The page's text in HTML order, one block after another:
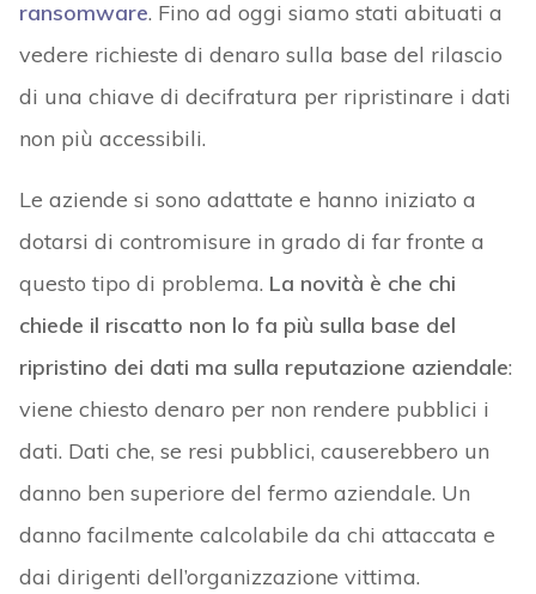
ransomware. Fino ad oggi siamo stati abituati a
vedere richieste di denaro sulla base del rilascio
di una chiave di decifratura per ripristinare i dati
non più accessibili.
Le aziende si sono adattate e hanno iniziato a
dotarsi di contromisure in grado di far fronte a
questo tipo di problema. La novità è che chi
chiede il riscatto non lo fa più sulla base del
ripristino dei dati ma sulla reputazione aziendale:
viene chiesto denaro per non rendere pubblici i
dati. Dati che, se resi pubblici, causerebbero un
danno ben superiore del fermo aziendale. Un
danno facilmente calcolabile da chi attaccata e
dai dirigenti dell’organizzazione vittima.